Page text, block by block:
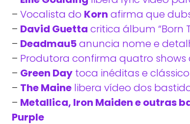
– Vocalista do Korn afirma que
– David Guetta critica álbum “Born
– Deadmau5anuncia nome e
– Produtora confirma quatro
– Green Day toca inéditas e
– The Maine libera vídeo dos
– Metallica, Iron Maiden e outras
Purple